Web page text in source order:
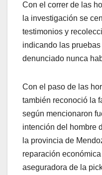
Con el correr de las
la investigación se
testimonios y
indicando las
denunciado nunca
Con el paso de las
también reconoció la
según mencionaron
intención del hombre
la provincia de
reparación
aseguradora de la